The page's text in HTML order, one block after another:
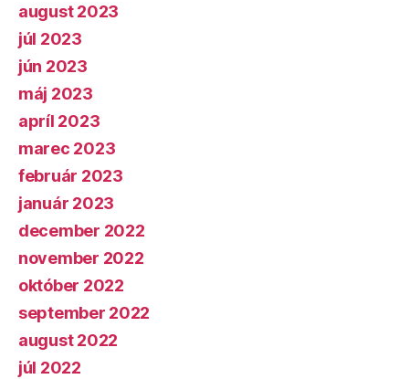
august 2023
júl 2023
jún 2023
máj 2023
apríl 2023
marec 2023
február 2023
január 2023
december 2022
november 2022
október 2022
september 2022
august 2022
júl 2022